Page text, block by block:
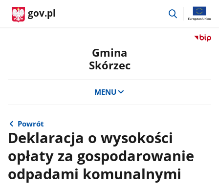
gov.pl
przejdź
Przejdź
Gmina
Skórzec
MENU
Powrót
Deklaracja o wysokości
opłaty za gospodarowanie
odpadami komunalnymi